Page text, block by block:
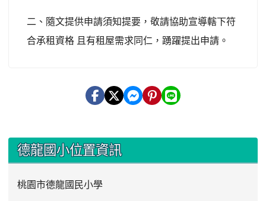
二、隨文提供申請須知提要，敬請協助宣導轄下符
合承租資格 且有租屋需求同仁，踴躍提出申請。
::: 德龍國小位置資訊
桃園市德龍國民小學